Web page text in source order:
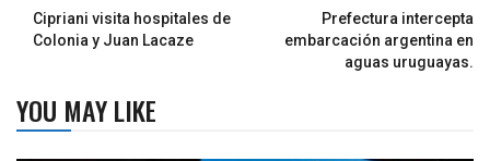
Cipriani visita hospitales de
Colonia y Juan Lacaze
Prefectura intercepta
embarcación argentina en
aguas uruguayas.
YOU MAY LIKE